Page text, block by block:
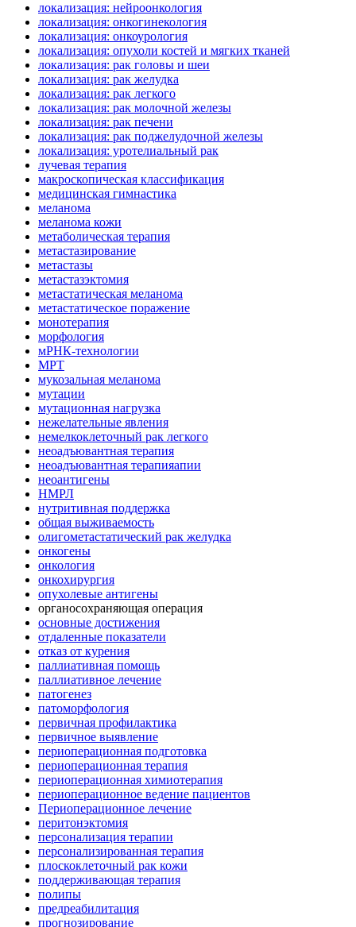
локализация: нейроонкология
локализация: онкогинекология
локализация: онкоурология
локализация: опухоли костей и мягких тканей
локализация: рак головы и шеи
локализация: рак желудка
локализация: рак легкого
локализация: рак молочной железы
локализация: рак печени
локализация: рак поджелудочной железы
локализация: уротелиальный рак
лучевая терапия
макроскопическая классификация
медицинская гимнастика
меланома
меланома кожи
метаболическая терапия
метастазирование
метастазы
метастазэктомия
метастатическая меланома
метастатическое поражение
монотерапия
морфология
мРНК-технологии
МРТ
мукозальная меланома
мутации
мутационная нагрузка
нежелательные явления
немелкоклеточный рак легкого
неоадъювантная терапия
неоадъювантная терапияапии
неоантигены
НМРЛ
нутритивная поддержка
общая выживаемость
олигометастатический рак желудка
онкогены
онкология
онкохирургия
опухолевые антигены
органосохраняющая операция
основные достижения
отдаленные показатели
отказ от курения
паллиативная помощь
паллиативное лечение
патогенез
патоморфология
первичная профилактика
первичное выявление
периоперационная подготовка
периоперационная терапия
периоперационная химиотерапия
периоперационное ведение пациентов
Периоперационное лечение
перитонэктомия
персонализация терапии
персонализированная терапия
плоскоклеточный рак кожи
поддерживающая терапия
полипы
предреабилитация
прогнозирование